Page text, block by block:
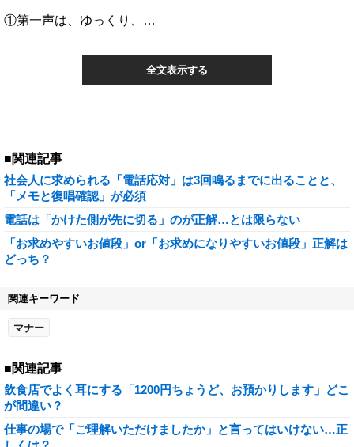
①第一声は、ゆっくり、…
全文表示する
■関連記事
社会人に求められる「電話応対」は3回鳴るまでに出ることと、
「メモと復唱確認」が必須
電話は「かけた側が先に切る」のが正解…とは限らない
「お求めやすいお値段」or「お求めになりやすいお値段」正解は
どっち？
関連キーワード
マナー
■関連記事
飲食店でよく耳にする「1200円ちょうど、お預かりします」どこ
が間違い？
仕事の場で「ご理解いただけましたか」と言ってはいけない…正